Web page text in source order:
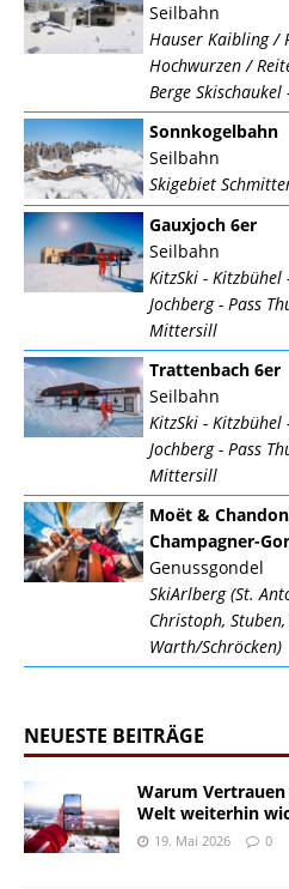
Seilbahn
Hauser Kaibling /
Hochwurzen /
Berge
Sonnkogelbahn
Seilbahn
Skigebiet
Gauxjoch 6er
Seilbahn
KitzSki - Kitzbühel
Jochberg - Pass
Mittersill
Trattenbach 6er
Seilbahn
KitzSki - Kitzbühel
Jochberg - Pass
Mittersill
Moët & Chandon
Champagner-
Genussgondel
SkiArlberg (St.
Christoph, Stuben,
Warth/Schröcken)
NEUESTE BEITRÄGE
Warum
Welt weiterhin
19. Mai 2026 0